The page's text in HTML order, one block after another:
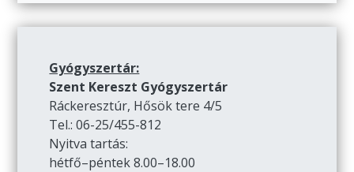
Gyógyszertár:
Szent Kereszt Gyógyszertár
Ráckeresztúr, Hősök tere 4/5
Tel.: 06-25/455-812
Nyitva tartás:
hétfő–péntek 8.00–18.00